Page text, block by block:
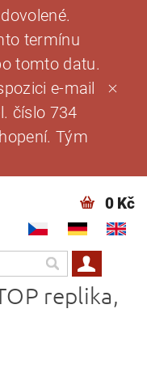
termínu
tomto datu.
e-mail
číslo 734
Tým
0 Kč
replika,